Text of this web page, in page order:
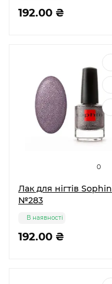
192.00 ₴
0
Лак для нігтів Sophin
№283
192.00 ₴
В наявності